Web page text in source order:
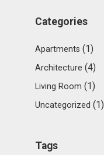
Categories
Apartments (1)
Architecture (4)
Living Room (1)
Uncategorized (1)
Tags